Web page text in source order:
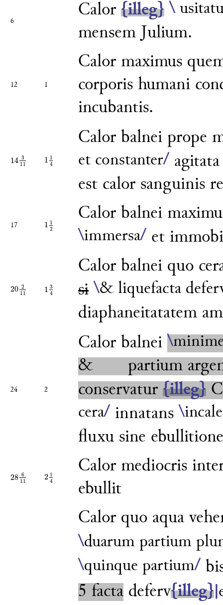
6
Calor {illeg} \
mensem Julium.
12 1
Calor maximus
corporis humani
incubantis.
14 3
11
14311 1 1
4
1 14
Calor balnei prope
et constanter/
est calor sanguinis
17 1 1
2
1 12
Calor balnei
\immersa/ et
20 2
11
20211 1 3
4
1 34
Calor balnei quo
si \& liquefacta
diaphaneitatatem
24 2
Calor balnei \
& partium
conservatur {illeg}
cera/ innatans \
fluxu sine e
28 6
11
28611 2 1
4
2 14
Calor mediocris
ebullit
Calor quo aqua
\duarum partium
\quinque partium/
5 facta deferv{illeg}